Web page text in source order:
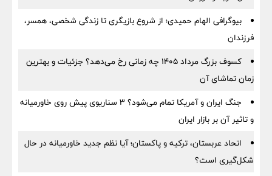
بیوگرافی الهام حمیدی؛ از شروع بازیگری تا زندگی شخصی، همسر،
فرزندان
کسوف بزرگ مرداد ۱۴۰۵ چه زمانی رخ می‌دهد؟ جزئیات و بهترین
زمان تماشای آن
جنگ ایران و آمریکا تمام می‌شود؟ ۳ سناریوی پیش روی خاورمیانه
و تاثیر آن بر بازار ایران
اتحاد عربستان، ترکیه و پاکستان؛ آیا نظم جدید خاورمیانه در حال
شکل‌گیری است؟